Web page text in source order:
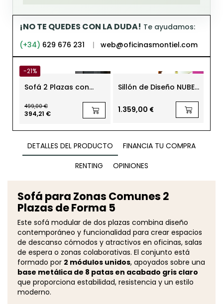
¡NO TE QUEDES CON LA DUDA! Te ayudamos:
(+34) 629 676 231 | web@oficinasmontiel.com
-21%
Sofá 2 Plazas con
MM1857 de Montiel
499,00 €
394,21 €
Sillón de Diseño NUBE
1.359,00 €
DETALLES DEL PRODUCTO
FINANCIA TU COMPRA
RENTING
OPINIONES
Sofá para Zonas Comunes 2
Plazas de Forma 5
Este sofá modular de dos plazas combina diseño
contemporáneo y funcionalidad para crear espacios
de descanso cómodos y atractivos en oficinas, salas
de espera o zonas colaborativas. El conjunto está
formado por 2 módulos unidos, apoyados sobre una
base metálica de 8 patas en acabado gris claro
que proporciona estabilidad, resistencia y un estilo
moderno.